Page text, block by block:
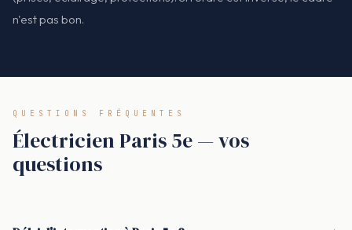
n'est pas bon.
QUESTIONS FRÉQUENTES
Électricien Paris 5e — vos
questions